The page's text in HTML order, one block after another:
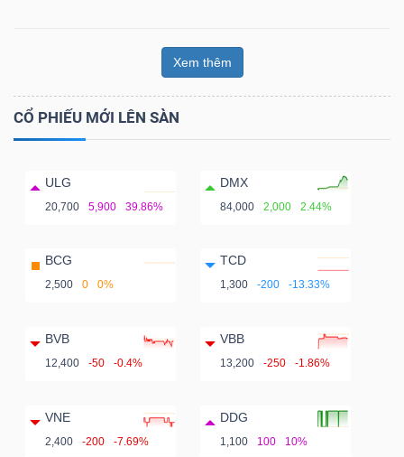
Xem thêm
CỔ PHIẾU MỚI LÊN SÀN
ULG
20,700 5,900 39.86%
DMX
84,000 2,000 2.44%
BCG
2,500 0 0%
TCD
1,300 -200 -13.33%
BVB
12,400 -50 -0.4%
VBB
13,200 -250 -1.86%
VNE
2,400 -200 -7.69%
DDG
1,100 100 10%